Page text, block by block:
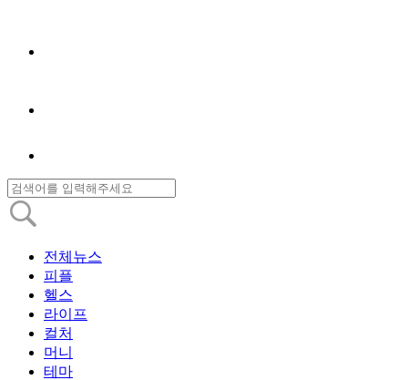
전체뉴스
피플
헬스
라이프
컬처
머니
테마